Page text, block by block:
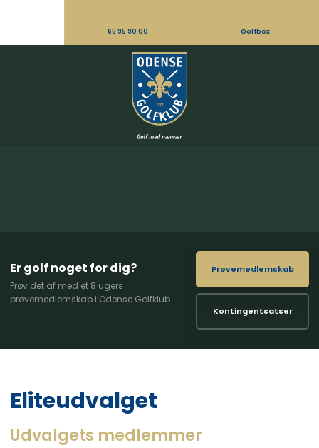
65 95 90 00 Golfbox
Er golf noget for dig?
Prøv det af med et 8 ugers
prøvemedlemskab i Odense Golfklub.
Prøvemedlemskab
Kontingentsatser
Eliteudvalget
​Udvalgets medlemmer